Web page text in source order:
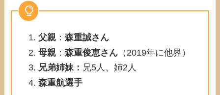
父親 ：森重誠さん
母親 ：森重俊恵さん （2019年に他界）
兄弟姉妹： 兄5人、姉2人
森重航選手